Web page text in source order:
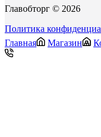
Главобторг © 2026
Политика
Главная
Магазин